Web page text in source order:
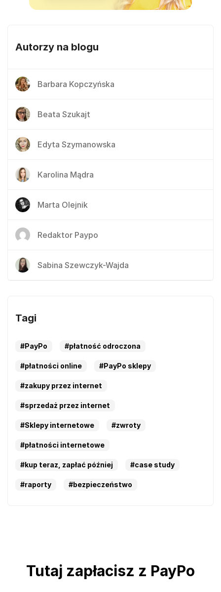
Autorzy na blogu
Barbara Kopczyńska
Beata Szukajt
Edyta Szymanowska
Karolina Mądra
Marta Olejnik
Redaktor Paypo
Sabina Szewczyk-Wajda
Tagi
#PayPo #płatność odroczona
#płatności online #PayPo sklepy
#zakupy przez internet
#sprzedaż przez internet
#Sklepy internetowe #zwroty
#płatności internetowe
#kup teraz, zapłać później #case study
#raporty #bezpieczeństwo
Tutaj zapłacisz z PayPo